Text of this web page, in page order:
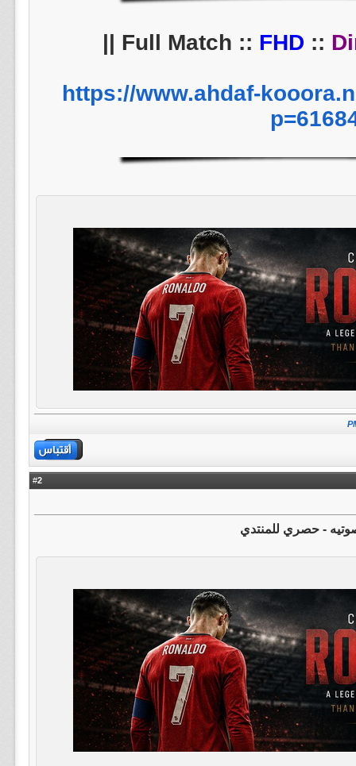
FHD ::
https://www.ahdaf-
2
- حصري للمنتدي